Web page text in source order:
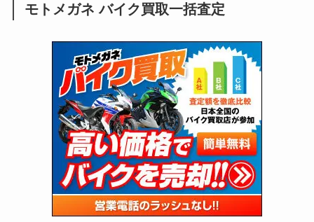
(31)
(51)
(34)
(5)
(12)
(63)
(109)
(24)
(16)
(25)
(24)
(47)
(15)
(5)
(64)
(16)
(62)
(4)
(6)
(17)
(5)
(249)
(12)
(131)
(38)
(131)
(167)
(85)
(21)
(61)
(171)
(98)
(13)
(60)
(274)
(171)
(38)
(47)
(59)
(66)
(16)
(141)
(255)
(204)
(1,141)
(166)
(23)
(33)
(34)
(35)
(41)
(415)
(16)
(137)
(73)
(2,744)
(126)
(170)
(171)
(118)
(27)
(1,605)
(147)
(13)
(19)
(12)
(16)
モトメガネ バイク買取一括査定